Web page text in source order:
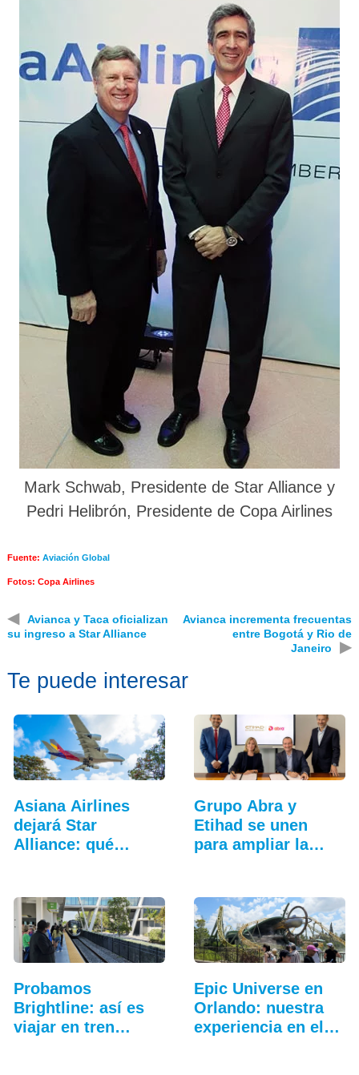
Mark Schwab, Presidente de Star Alliance y
Pedri Helibrón, Presidente de Copa Airlines
Fuente: Aviación Global
Fotos: Copa Airlines
◀
Avianca y Taca oficializan
su ingreso a Star Alliance
Avianca incrementa frecuentas
entre Bogotá y Rio de
Janeiro
▶
Te puede interesar
Asiana Airlines
dejará Star
Alliance: qué
Grupo Abra y
Etihad se unen
para ampliar la…
Probamos
Brightline: así es
viajar en tren
Epic Universe en
Orlando: nuestra
experiencia en el…